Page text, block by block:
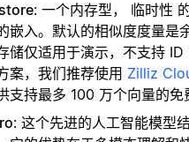
: 一个内存型， 临时性
嵌入。默认的相似度度量
储仅适用于演示，不支持
案，我们推荐使用 Zilliz
支持最多 100 万个向量的免
: 这个先进的人工智能模型